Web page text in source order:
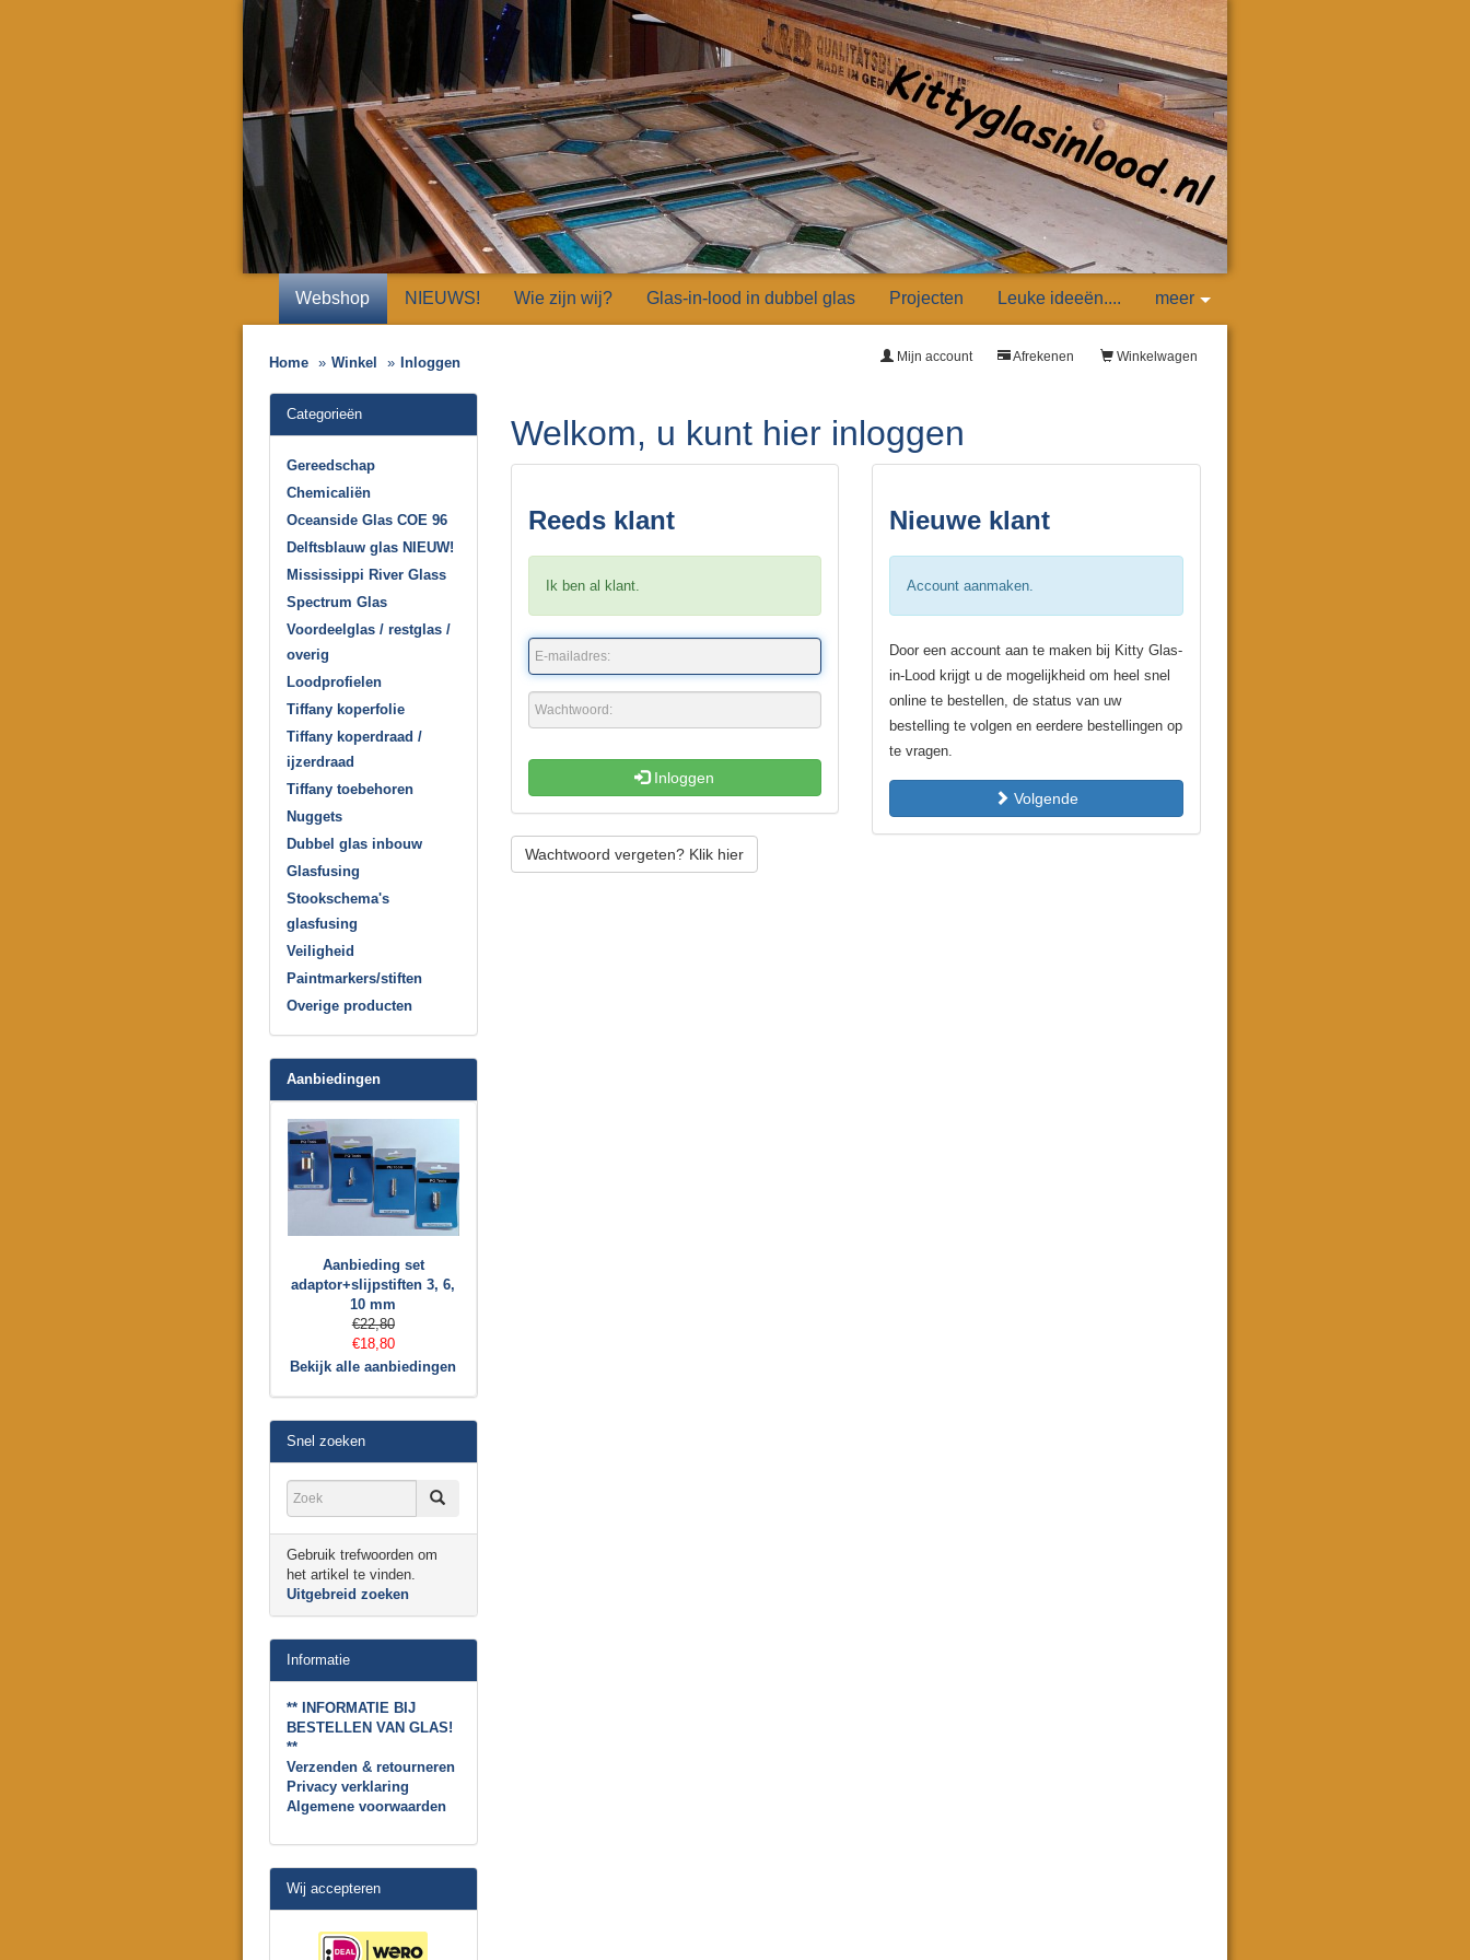
Webshop NIEUWS! Wie zijn wij? Glas-in-lood in dubbel glas Projecten Leuke ideeën.... meer
Home Winkel Inloggen Winkelwagen
Afrekenen
Mijn account
Welkom, u kunt hier inloggen
Reeds klant
Ik ben al klant.
Inloggen
Wachtwoord vergeten? Klik hier
Nieuwe klant
Account aanmaken.
Door een account aan te maken bij Kitty Glas-
in-Lood krijgt u de mogelijkheid om heel snel
online te bestellen, de status van uw
bestelling te volgen en eerdere bestellingen op
te vragen.
Volgende
Categorieën
Gereedschap
Chemicaliën
Oceanside Glas COE 96
Delftsblauw glas NIEUW!
Mississippi River Glass
Spectrum Glas
Voordeelglas / restglas /
overig
Loodprofielen
Tiffany koperfolie
Tiffany koperdraad /
ijzerdraad
Tiffany toebehoren
Nuggets
Dubbel glas inbouw
Glasfusing
Stookschema's
glasfusing
Veiligheid
Paintmarkers/stiften
Overige producten
Aanbiedingen
Aanbieding set
adaptor+slijpstiften 3, 6,
10 mm
€22,80
€18,80
Bekijk alle aanbiedingen
Snel zoeken
Gebruik trefwoorden om
het artikel te vinden.
Uitgebreid zoeken
Informatie
** INFORMATIE BIJ
BESTELLEN VAN GLAS!
**
Verzenden & retourneren
Privacy verklaring
Algemene voorwaarden
Wij accepteren